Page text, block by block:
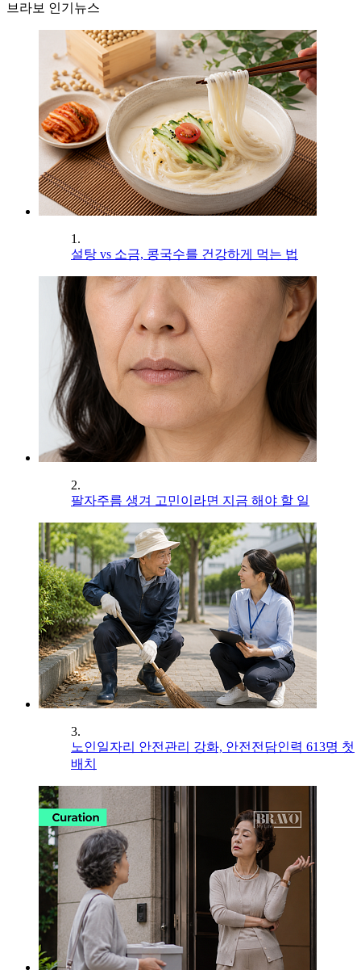
브라보 인기뉴스
1.
설탕 vs 소금, 콩국수를 건강하게 먹는 법
2.
팔자주름 생겨 고민이라면 지금 해야 할 일
3.
노인일자리 안전관리 강화, 안전전담인력 613명 첫
배치